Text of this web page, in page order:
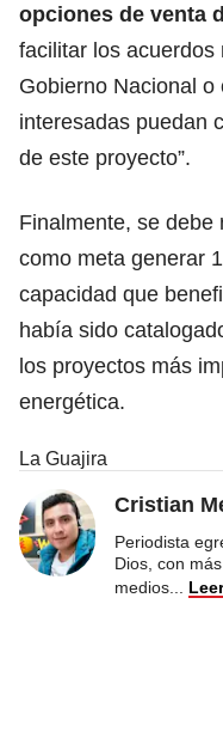
opciones de venta
facilitar los acuerdos
Gobierno Nacional
interesadas puedan
de este proyecto”.
Finalmente, se debe
como meta generar
capacidad que
había sido
los proyectos más
energética.
La Guajira
Cristian
Periodista
Dios, con
medios